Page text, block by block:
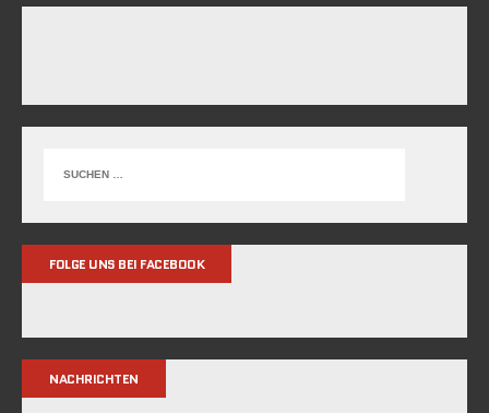
FOLGE UNS BEI FACEBOOK
NACHRICHTEN